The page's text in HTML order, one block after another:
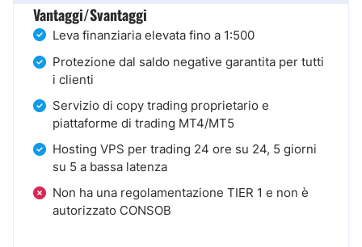
Vantaggi/Svantaggi
Leva finanziaria elevata fino a 1:500
Protezione dal saldo negative garantita per tutti
i clienti
Servizio di copy trading proprietario e
piattaforme di trading MT4/MT5
Hosting VPS per trading 24 ore su 24, 5 giorni
su 5 a bassa latenza
Non ha una regolamentazione TIER 1 e non è
autorizzato CONSOB